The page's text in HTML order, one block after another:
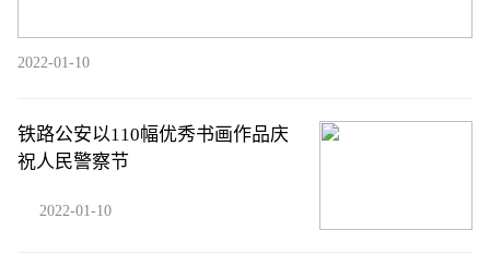
2022-01-10
铁路公安以110幅优秀书画作品庆
祝人民警察节
2022-01-10